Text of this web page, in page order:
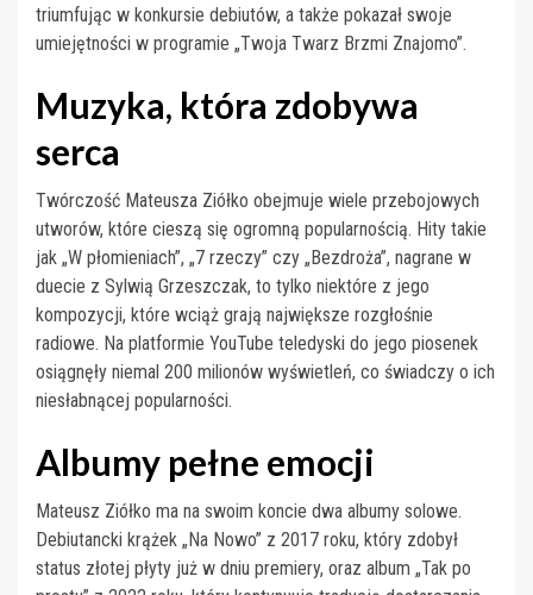
triumfując w konkursie debiutów, a także pokazał swoje
umiejętności w programie „Twoja Twarz Brzmi Znajomo”.
Muzyka, która zdobywa
serca
Twórczość Mateusza Ziółko obejmuje wiele przebojowych
utworów, które cieszą się ogromną popularnością. Hity takie
jak „W płomieniach”, „7 rzeczy” czy „Bezdroża”, nagrane w
duecie z Sylwią Grzeszczak, to tylko niektóre z jego
kompozycji, które wciąż grają największe rozgłośnie
radiowe. Na platformie YouTube teledyski do jego piosenek
osiągnęły niemal 200 milionów wyświetleń, co świadczy o ich
niesłabnącej popularności.
Albumy pełne emocji
Mateusz Ziółko ma na swoim koncie dwa albumy solowe.
Debiutancki krążek „Na Nowo” z 2017 roku, który zdobył
status złotej płyty już w dniu premiery, oraz album „Tak po